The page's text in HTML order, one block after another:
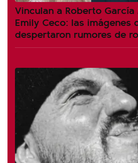
Vinculan a Roberto
Emily Ceco: las imágenes
despertaron rumores de